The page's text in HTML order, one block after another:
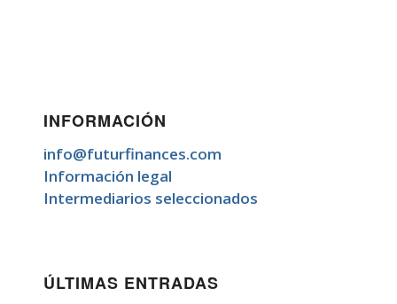
INFORMACIÓN
info@futurfinances.com
Información legal
Intermediarios seleccionados
ÚLTIMAS ENTRADAS